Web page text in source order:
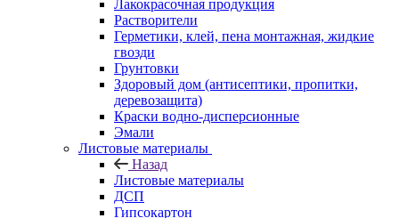
Лакокрасочная продукция
Растворители
Герметики, клей, пена монтажная, жидкие
гвозди
Грунтовки
Здоровый дом (антисептики, пропитки,
деревозащита)
Краски водно-дисперсионные
Эмали
Листовые материалы
Назад
Листовые материалы
ДСП
Гипсокартон